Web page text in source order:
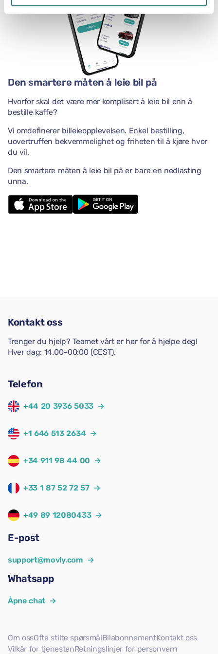
Den smartere måten å leie bil på
Hvorfor skal det være mer komplisert å leie bil enn å
bestille kaffe?
Vi omdefinerer billeieopplevelsen. Enkel bestilling,
uovertruffen bekvemmelighet og friheten til å kjøre hvor
du vil.
Den smartere måten å leie bil på er bare en nedlasting
unna.
Kontakt oss
Trenger du hjelp? Teamet vårt er her for å hjelpe deg!
Hver dag: 14.00–00:00 (CEST).
Telefon
+44 20 3936 5033 →
+1 646 513 2634 →
+34 911 98 44 00 →
+33 1 87 52 72 57 →
+49 89 12080433 →
E-post
support@movly.com →
Whatsapp
Åpne chat →
Om ossOfte stilte spørsmålBilabonnementKontakt oss
Vilkår for tjenestenRetningslinjer for personvern